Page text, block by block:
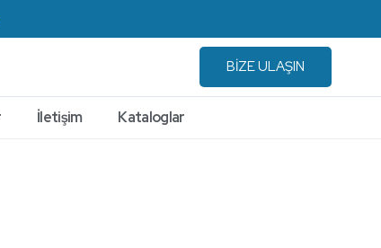
BİZE ULAŞIN
İletişim Kataloglar